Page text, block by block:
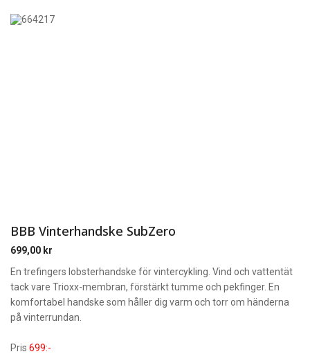
BBB Vinterhandske SubZero
699,00 kr
En trefingers lobsterhandske för vintercykling. Vind och vattentät
tack vare Trioxx-membran, förstärkt tumme och pekfinger. En
komfortabel handske som håller dig varm och torr om händerna
på vinterrundan.
Pris 699:-